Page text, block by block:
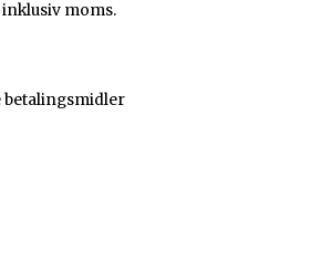
moms.
betalingsmidler